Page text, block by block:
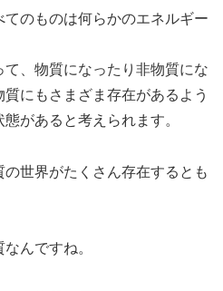
のものは何らかのエネルギー
、物質になったり非物質にな
にもさまざま存在があるよう
があると考えられます。
世界がたくさん存在するとも
んですね。